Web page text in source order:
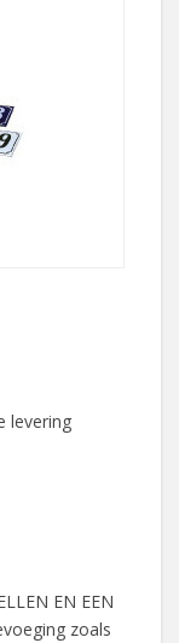
levering
EN EEN
zoals